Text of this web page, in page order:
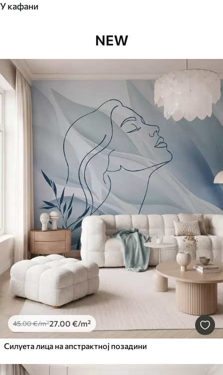
У кафани
NEW
45.00€/m²27.00 €/m²
Силуета лица на апстрактној позадини